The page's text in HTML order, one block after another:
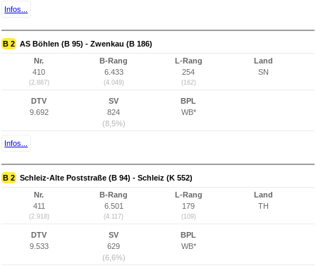
Infos...
B 2 AS Böhlen (B 95) - Zwenkau (B 186)
Nr.
410
(2.887)
B-Rang
6.433
(4.049)
L-Rang
254
(162)
Land
SN
DTV
9.692
SV
824
(8,5%)
BPL
WB*
Infos...
B 2 Schleiz-Alte Poststraße (B 94) - Schleiz (K 552)
Nr.
411
(2.918)
B-Rang
6.501
(4.117)
L-Rang
179
(109)
Land
TH
DTV
9.533
SV
629
(6,6%)
BPL
WB*